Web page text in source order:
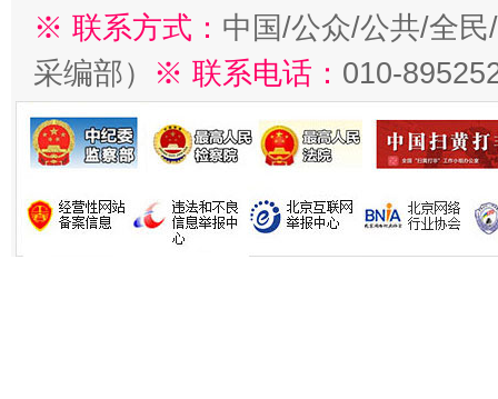
※ 联系方式： 中国/公众/公共/全
采编部） ※ 联系电话： 010-